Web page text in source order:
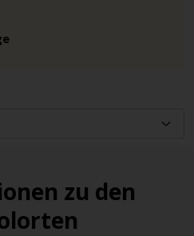
zu den